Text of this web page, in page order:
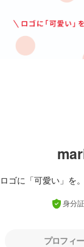
ロゴに「可愛い」を
身分
プロフィ